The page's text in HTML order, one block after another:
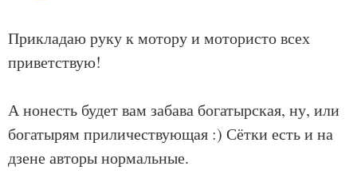
Прикладаю руку к мотору и мотористо всех
приветствую!
А нонесть будет вам забава богатырская, ну, или
богатырям приличествующая :) Сётки есть и на
дзене авторы нормальные.